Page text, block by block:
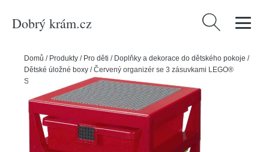
Dobrý krám.cz Vyhledávání
Domů / Produkty / Pro děti / Doplňky a dekorace do dětského pokoje /
Dětské úložné boxy /Červený organizér se 3 zásuvkami LEGO®
Storage